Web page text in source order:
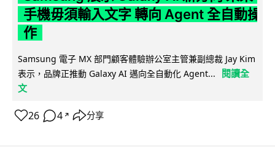
手機毋須輸入文字 轉向 Agent 全自動操
作
Samsung 電子 MX 部門顧客體驗辦公室主管兼副總裁 Jay Kim
表示，品牌正推動 Galaxy AI 邁向全自動化 Agent...
閱讀全
文
26 4 ↗ 分享